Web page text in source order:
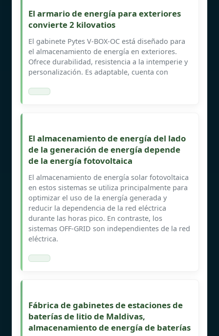
El armario de energía para exteriores
convierte 2 kilovatios
El gabinete Pytes V-BOX-OC está diseñado para
el almacenamiento de energía en exteriores.
Ofrece durabilidad, resistencia a la intemperie y
personalización. Es adaptable, cuenta con
El almacenamiento de energía del lado
de la generación de energía depende
de la energía fotovoltaica
El almacenamiento de energía solar fotovoltaica
en estos sistemas se utiliza principalmente para
optimizar el uso de la energía generada y
reducir la dependencia de la red eléctrica
durante las horas pico. En contraste, los
sistemas OFF-GRID son independientes de la red
eléctrica.
Fábrica de gabinetes de estaciones de
baterías de litio de Maldivas,
almacenamiento de energía de baterías